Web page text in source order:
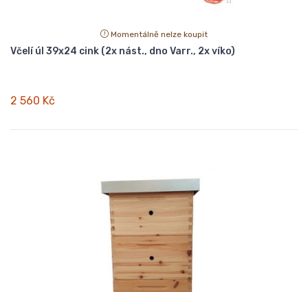
Momentálně nelze koupit
Včelí úl 39x24 cink (2x nást., dno Varr., 2x víko)
2 560 Kč